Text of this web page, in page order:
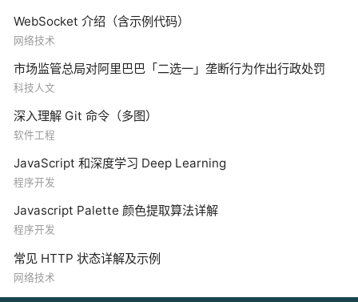
WebSocket 介绍（含示例代码）
网络技术
市场监管总局对阿里巴巴「二选一」垄断行为作出行政处罚
科技人文
深入理解 Git 命令（多图）
软件工程
JavaScript 和深度学习 Deep Learning
程序开发
Javascript Palette 颜色提取算法详解
程序开发
常见 HTTP 状态详解及示例
网络技术